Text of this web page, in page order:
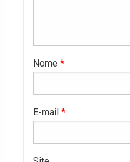
Nome *
E-mail *